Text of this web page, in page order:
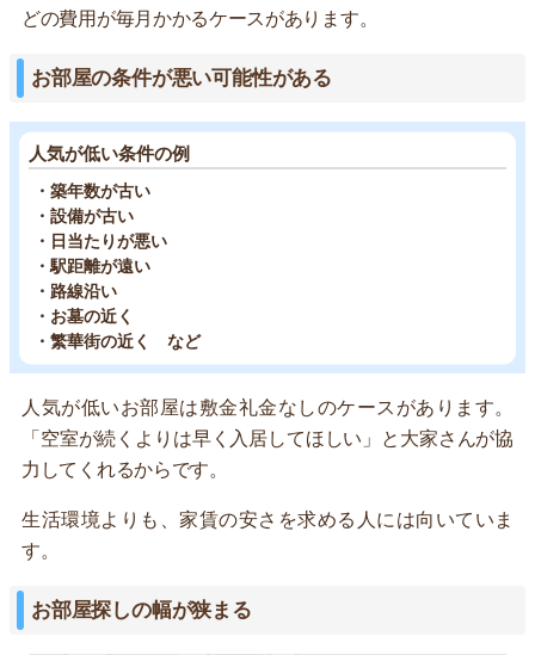
どの費用が毎月かかるケースがあります。
お部屋の条件が悪い可能性がある
人気が低い条件の例
・築年数が古い
・設備が古い
・日当たりが悪い
・駅距離が遠い
・路線沿い
・お墓の近く
・繁華街の近く など
人気が低いお部屋は敷金礼金なしのケースがあります。
「空室が続くよりは早く入居してほしい」と大家さんが協
力してくれるからです。
生活環境よりも、家賃の安さを求める人には向いていま
す。
お部屋探しの幅が狭まる